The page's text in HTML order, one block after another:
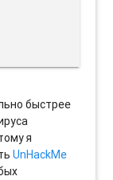
быстрее
я
UnHackMe